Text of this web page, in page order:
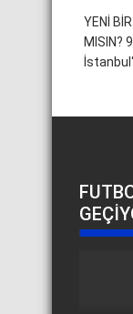
YENİ
MISIN?